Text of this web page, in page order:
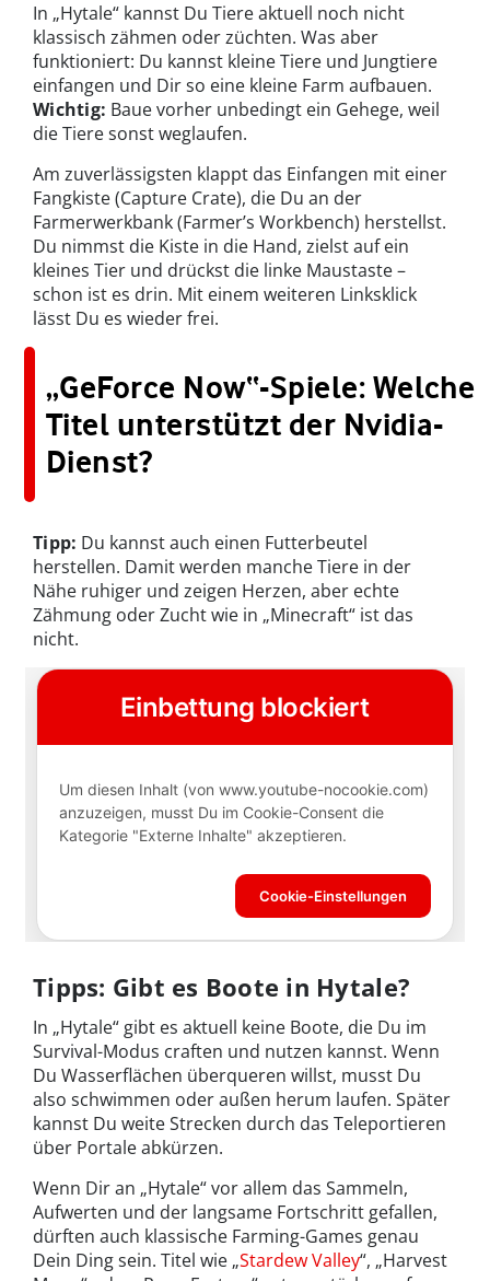
In „Hytale“ kannst Du Tiere aktuell noch nicht
klassisch zähmen oder züchten. Was aber
funktioniert: Du kannst kleine Tiere und Jungtiere
einfangen und Dir so eine kleine Farm aufbauen.
Wichtig: Baue vorher unbedingt ein Gehege, weil
die Tiere sonst weglaufen.
Am zuverlässigsten klappt das Einfangen mit einer
Fangkiste (Capture Crate), die Du an der
Farmerwerkbank (Farmer’s Workbench) herstellst.
Du nimmst die Kiste in die Hand, zielst auf ein
kleines Tier und drückst die linke Maustaste –
schon ist es drin. Mit einem weiteren Linksklick
lässt Du es wieder frei.
„GeForce Now“-Spiele: Welche
Titel unterstützt der Nvidia-
Dienst?
Tipp: Du kannst auch einen Futterbeutel
herstellen. Damit werden manche Tiere in der
Nähe ruhiger und zeigen Herzen, aber echte
Zähmung oder Zucht wie in „Minecraft“ ist das
nicht.
Tipps: Gibt es Boote in Hytale?
In „Hytale“ gibt es aktuell keine Boote, die Du im
Survival-Modus craften und nutzen kannst. Wenn
Du Wasserflächen überqueren willst, musst Du
also schwimmen oder außen herum laufen. Später
kannst Du weite Strecken durch das Teleportieren
über Portale abkürzen.
Wenn Dir an „Hytale“ vor allem das Sammeln,
Aufwerten und der langsame Fortschritt gefallen,
dürften auch klassische Farming-Games genau
Dein Ding sein. Titel wie „Stardew Valley“, „Harvest